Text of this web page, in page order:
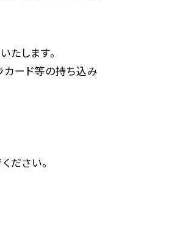
します。
カード等の持ち込み
ださい。